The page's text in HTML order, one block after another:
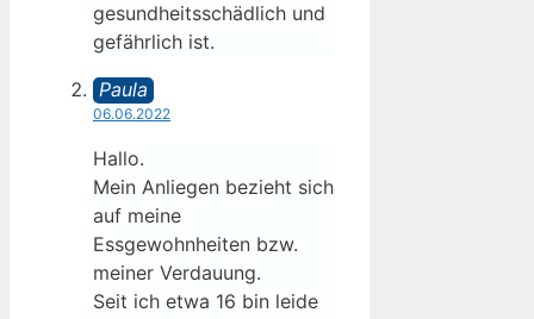
gesundheitsschädlich und
gefährlich ist.
Paula
06.06.2022
Hallo.
Mein Anliegen bezieht sich
auf meine
Essgewohnheiten bzw.
meiner Verdauung.
Seit ich etwa 16 bin leide